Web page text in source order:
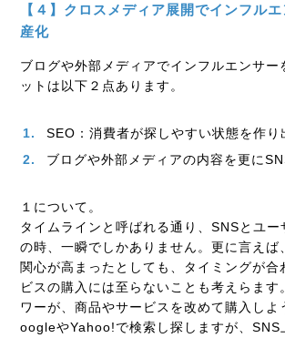
【４】クロスメディア展開でインフル
産化
ブログや外部メディアでインフルエンサー
ットは以下２点あります。
SEO：消費者が探しやすい状態を作り
ブログや外部メディアの内容を更に
１について。
タイムラインと呼ばれる通り、SNSとユー
の時、一瞬でしかありません。更に言えば
関心が高まったとしても、タイミングが合
ビスの購入には至らないことも考えらます
ワーが、商品やサービスを改めて購入しよ
oogleやYahoo!で検索し探しますが、SNS